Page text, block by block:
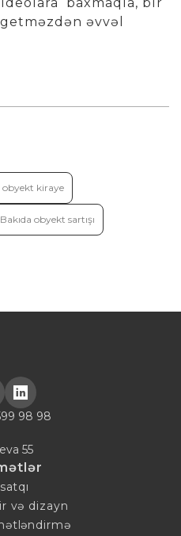
əvvəl
obyekt kiraye
obyekt sartışı
98 98
55
və dizayn